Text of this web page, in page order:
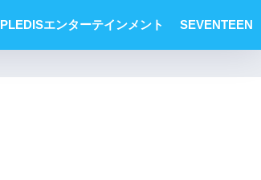
PLEDISエンターテインメント SEVENTEEN